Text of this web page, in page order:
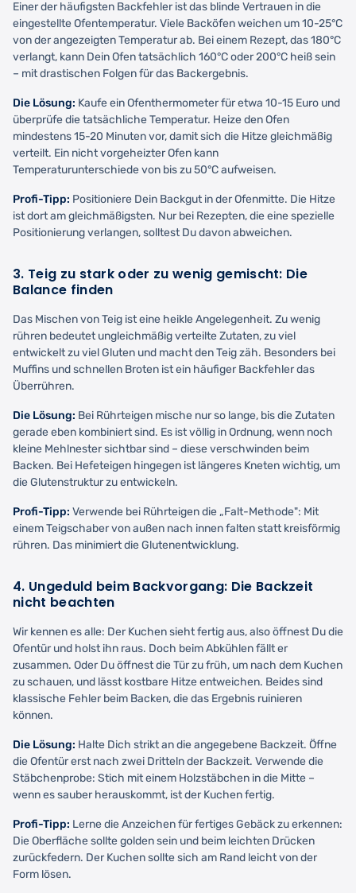
Einer der häufigsten Backfehler ist das blinde Vertrauen in die
eingestellte Ofentemperatur. Viele Backöfen weichen um 10-25°C
von der angezeigten Temperatur ab. Bei einem Rezept, das 180°C
verlangt, kann Dein Ofen tatsächlich 160°C oder 200°C heiß sein
– mit drastischen Folgen für das Backergebnis.
Die Lösung: Kaufe ein Ofenthermometer für etwa 10-15 Euro und
überprüfe die tatsächliche Temperatur. Heize den Ofen
mindestens 15-20 Minuten vor, damit sich die Hitze gleichmäßig
verteilt. Ein nicht vorgeheizter Ofen kann
Temperaturunterschiede von bis zu 50°C aufweisen.
Profi-Tipp: Positioniere Dein Backgut in der Ofenmitte. Die Hitze
ist dort am gleichmäßigsten. Nur bei Rezepten, die eine spezielle
Positionierung verlangen, solltest Du davon abweichen.
3. Teig zu stark oder zu wenig gemischt: Die
Balance finden
Das Mischen von Teig ist eine heikle Angelegenheit. Zu wenig
rühren bedeutet ungleichmäßig verteilte Zutaten, zu viel
entwickelt zu viel Gluten und macht den Teig zäh. Besonders bei
Muffins und schnellen Broten ist ein häufiger Backfehler das
Überrühren.
Die Lösung: Bei Rührteigen mische nur so lange, bis die Zutaten
gerade eben kombiniert sind. Es ist völlig in Ordnung, wenn noch
kleine Mehlnester sichtbar sind – diese verschwinden beim
Backen. Bei Hefeteigen hingegen ist längeres Kneten wichtig, um
die Glutenstruktur zu entwickeln.
Profi-Tipp: Verwende bei Rührteigen die „Falt-Methode": Mit
einem Teigschaber von außen nach innen falten statt kreisförmig
rühren. Das minimiert die Glutenentwicklung.
4. Ungeduld beim Backvorgang: Die Backzeit
nicht beachten
Wir kennen es alle: Der Kuchen sieht fertig aus, also öffnest Du die
Ofentür und holst ihn raus. Doch beim Abkühlen fällt er
zusammen. Oder Du öffnest die Tür zu früh, um nach dem Kuchen
zu schauen, und lässt kostbare Hitze entweichen. Beides sind
klassische Fehler beim Backen, die das Ergebnis ruinieren
können.
Die Lösung: Halte Dich strikt an die angegebene Backzeit. Öffne
die Ofentür erst nach zwei Dritteln der Backzeit. Verwende die
Stäbchenprobe: Stich mit einem Holzstäbchen in die Mitte –
wenn es sauber herauskommt, ist der Kuchen fertig.
Profi-Tipp: Lerne die Anzeichen für fertiges Gebäck zu erkennen:
Die Oberfläche sollte golden sein und beim leichten Drücken
zurückfedern. Der Kuchen sollte sich am Rand leicht von der
Form lösen.